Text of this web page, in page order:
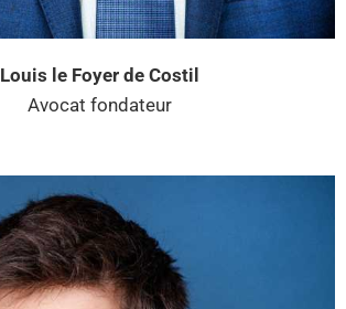
Louis le Foyer de Costil
Avocat fondateur